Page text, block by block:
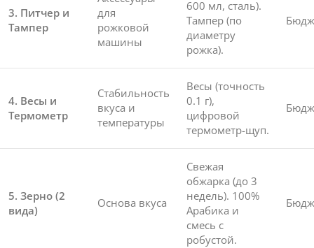
3. Питчер и
Тампер
для
рожковой
машины
600 мл, сталь).
Тампер (по
диаметру
рожка).
4. Весы и
Термометр
Стабильность
вкуса и
температуры
Весы (точность
0.1 г),
цифровой
термометр-щуп.
5. Зерно (2
вида)
Основа вкуса
Свежая
обжарка (до 3
недель). 100%
Арабика и
смесь с
робустой.